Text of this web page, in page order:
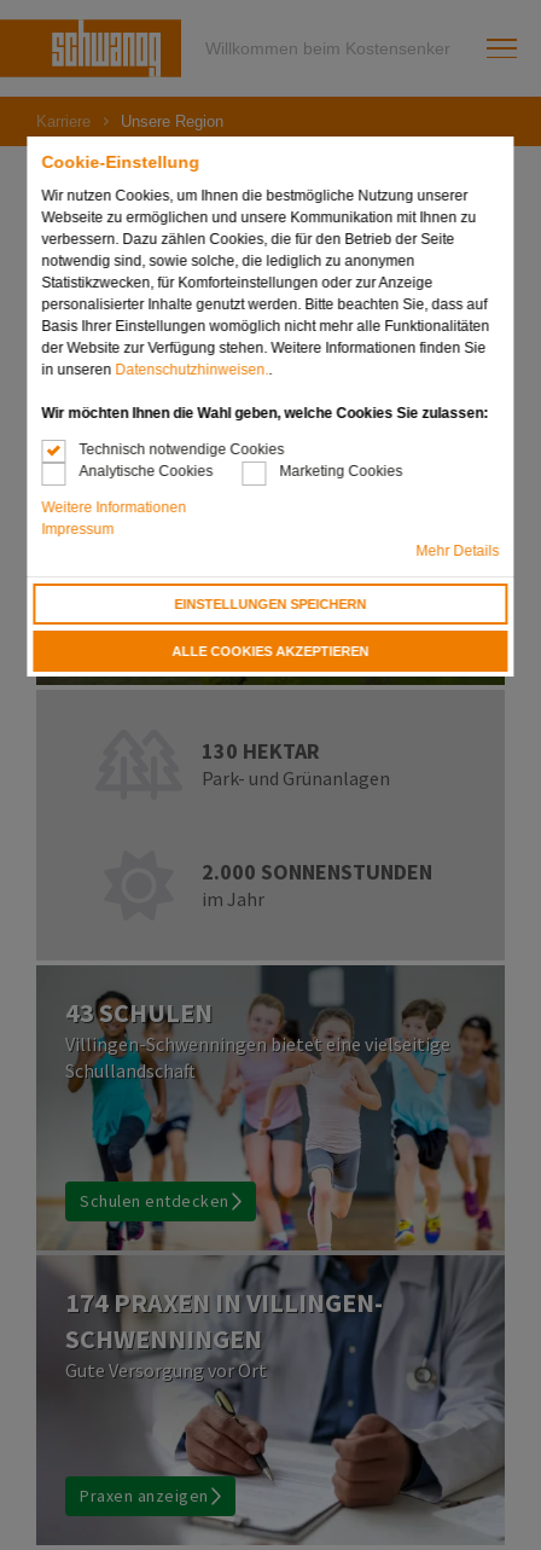
Cookie-Einstellung
Wir nutzen Cookies, um Ihnen die bestmögliche Nutzung unserer
Webseite zu ermöglichen und unsere Kommunikation mit Ihnen zu
verbessern. Dazu zählen Cookies, die für den Betrieb der Seite
notwendig sind, sowie solche, die lediglich zu anonymen
Statistikzwecken, für Komforteinstellungen oder zur Anzeige
personalisierter Inhalte genutzt werden. Bitte beachten Sie, dass auf
Basis Ihrer Einstellungen womöglich nicht mehr alle Funktionalitäten
der Website zur Verfügung stehen. Weitere Informationen finden Sie
in unseren Datenschutzhinweisen..
Wir möchten Ihnen die Wahl geben, welche Cookies Sie zulassen:
Technisch notwendige Cookies
Analytische Cookies
Marketing Cookies
Weitere Informationen
Impressum
Mehr Details
EINSTELLUNGEN SPEICHERN
ALLE COOKIES AKZEPTIEREN
Willkommen beim Kostensenker
Karriere Unsere Region